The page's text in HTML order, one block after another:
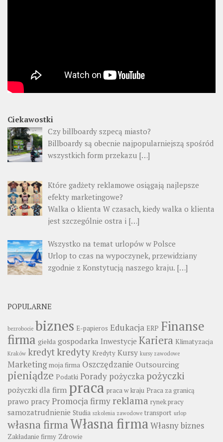
Ciekawostki
Czy billboardy szpecą miasto?
Billboardy są obecnie najpopularniejszą spośród
wszystkich form przekazu […]
Które gadżety reklamowe osiągają najlepsze
efekty marketingowe?
Walka o klienta W czasach, kiedy walka o klienta
jest szczególnie ostra i […]
Wszystko na temat urlopów w Polsce
Urlop to czas na wypoczynek, przewidziany
zgodnie z Konstytucją naszego kraju. […]
POPULARNE
bezrobocie biznes E-papieros Edukacja ERP Finanse
firma giełda gospodarka Inwestycje Kariera Klimatyzacja
Kraków kredytkredyty Kredyty Kursy kursy zawodowe
Marketing moja firma Oszczędzanie Outsourcing
pieniądze Podatki Porady pożyczka pożyczki
pożyczki dla firm praca praca w kraju Praca za granicą
prawo pracy Promocja firmy reklama rynek pracy
samozatrudnienie Studia szkolenia zawodowe transport urlop
własna firmaWłasna firmaWłasny biznes
Zakładanie firmy Zdrowie